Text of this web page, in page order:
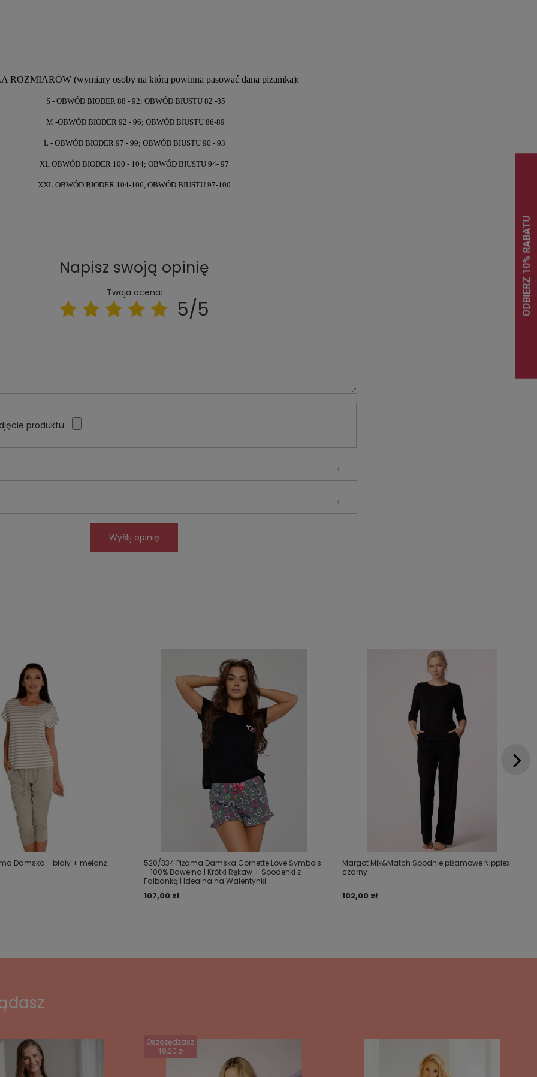
ROZMIARÓW (wymiary osoby na którą powinna pasować dana piżamka):
S - OBWÓD BIODER 88 - 92; OBWÓD BIUSTU 82 -85
M -OBWÓD BIODER 92 - 96; OBWÓD BIUSTU 86-89
L - OBWÓD BIODER 97 - 99; OBWÓD BIUSTU 90 - 93
XL OBWÓD BIODER 100 - 104; OBWÓD BIUSTU 94- 97
XXL OBWÓD BIODER 104-106, OBWÓD BIUSTU 97-100
Napisz swoją opinię
Twoja ocena:
5/5
produktu:
Wyślij opinię
Damska - biały + melanż
520/334 Piżama Damska Cornette Love Symbols
– 100% Bawełna | Krótki Rękaw + Spodenki z
Falbanką | Idealna na Walentynki
107,00 zł
Margot Mix&Match Spodnie piżamowe Nipplex -
czarny
102,00 zł
Oszczędzasz
49,20 zł